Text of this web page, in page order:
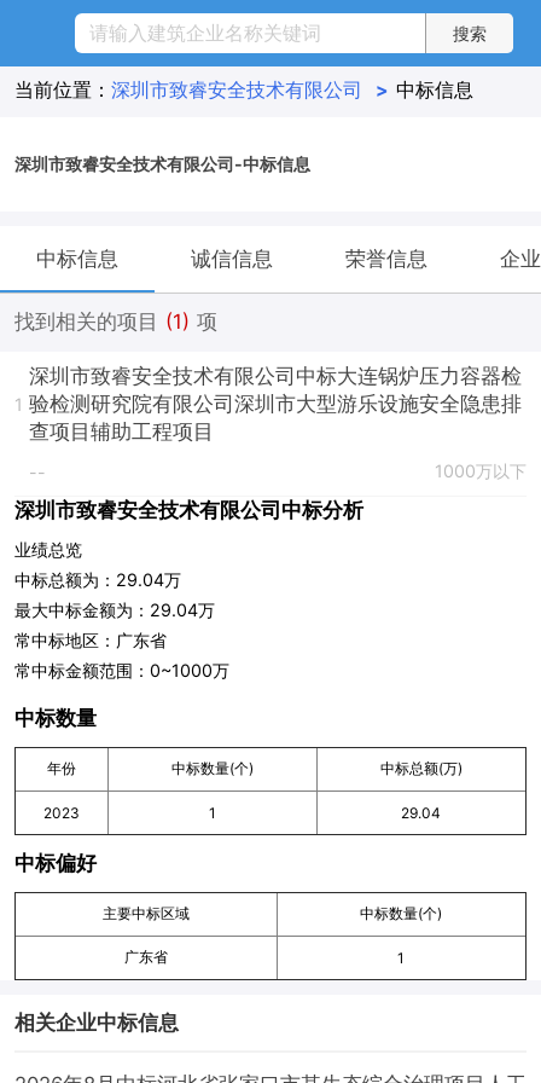
当前位置： 深圳市致睿安全技术有限公司 > 中标信息
深圳市致睿安全技术有限公司-中标信息
中标信息 诚信信息 荣誉信息 企
找到相关的项目 (1) 项
1
深圳市致睿安全技术有限公司中标大连锅炉压力容器检
验检测研究院有限公司深圳市大型游乐设施安全隐患排
查项目辅助工程项目
-- 1000万以下
深圳市致睿安全技术有限公司中标分析
业绩总览
中标总额为：29.04万
最大中标金额为：29.04万
常中标地区：广东省
常中标金额范围：0~1000万
中标数量
年份 中标数量(个) 中标总额(万)
2023 1 29.04
中标偏好
主要中标区域 中标数量(个)
广东省 1
相关企业中标信息